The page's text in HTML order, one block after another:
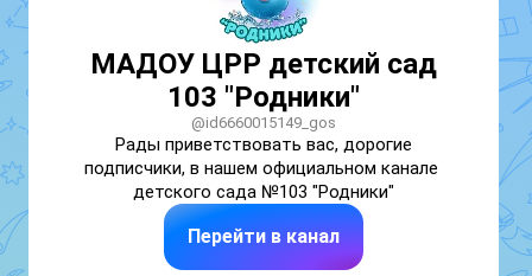
МАДОУ ЦРР детский сад
103 "Родники"
@id6660015149_gos
Рады приветствовать вас, дорогие
подписчики, в нашем официальном канале
детского сада №103 "Родники"
Перейти в канал